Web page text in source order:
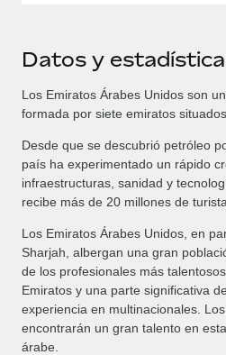
Datos y
Los Emiratos Árabes Unidos son
formada por siete emiratos
Desde que se descubrió petróleo
país ha experimentado un rápido
infraestructuras, sanidad y
recibe más de 20 millones de
Los Emiratos Árabes Unidos, en
Sharjah, albergan una gran
de los profesionales más
Emiratos y una parte significativa
experiencia en multinacionales.
encontrarán un gran talento en
árabe.